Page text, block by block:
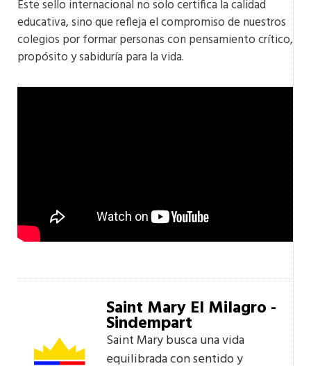
Este sello internacional no solo certifica la calidad
educativa, sino que refleja el compromiso de nuestros
colegios por formar personas con pensamiento crítico,
propósito y sabiduría para la vida.
Saint Mary El Milagro -
Sindempart
Saint Mary busca una vida
equilibrada con sentido y